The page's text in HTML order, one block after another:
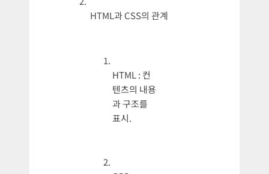
HTML과 CSS의 관계
HTML : 컨
텐츠의 내용
과 구조를
표시.